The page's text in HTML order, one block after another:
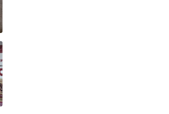
いいね！